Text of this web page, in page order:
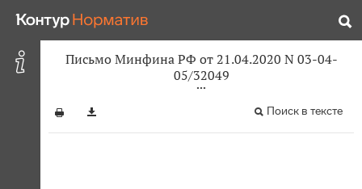
Письмо Минфина РФ от 21.04.2020 N 03-04-
05/32049
Поиск в тексте